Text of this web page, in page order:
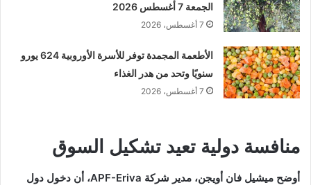
الجمعة 7 أغسطس 2026
7 أغسطس، 2026
الأطعمة المجمدة توفر للأسرة الأوروبية 624 يورو
سنويًا وتحد من هدر الغذاء
7 أغسطس، 2026
منافسة دولية تعيد تشكيل السوق
أوضح ميشيل فان أويجن، مدير شركة APF-Eriva، أن دخول دول